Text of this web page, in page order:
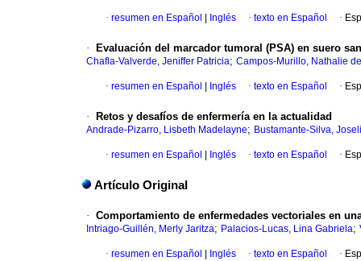
· resumen en Español Inglés · texto en Español ·
· Evaluación del marcador tumoral (PSA) en suero
Chafla-Valverde, Jeniffer Patricia; Campos-Murillo, Nathalie
· resumen en Español Inglés · texto en Español ·
· Retos y desafíos de enfermería en la actualidad
Andrade-Pizarro, Lisbeth Madelayne; Bustamante-Silva,
· resumen en Español Inglés · texto en Español ·
Artículo Original
· Comportamiento de enfermedades vectoriales en
Intriago-Guillén, Merly Jaritza; Palacios-Lucas, Lina Gabriela;
· resumen en Español Inglés · texto en Español ·